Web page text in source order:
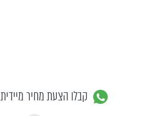
קבלו הצעת מחיר מיידית